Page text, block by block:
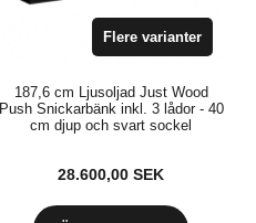
Flere varianter
187,6 cm Ljusoljad Just Wood
Push Snickarbänk inkl. 3 lådor - 40
cm djup och svart sockel
28.600,00SEK